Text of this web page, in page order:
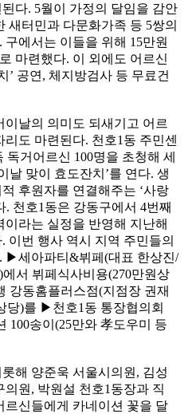
다. 5월이 가정의 달임을 감안
새터민과 다문화가족 등 5쌍의
에서는 이들을 위해 15만원
마련했다. 이 외에도 어르신
’ 공연, 체지방검사 등 무료건
날의 의미도 되새기고 어르
도 마련된다. 천호1동 주민센
거어르신 100명을 초청해 세
날 맞이 효도잔치’를 연다. 생
후원자를 연결해주는 ‘사랑
. 천호1동은 강동구에서 4번째
라는 실정을 반영해 지난해
이번 행사 역시 지역 주민들의
▶세아파티&뷔페(대표 한상진/
에서 뷔페식사비용(270만원상
강동홈플러스점(지점장 권재
당)를 ▶천호1동 통장협의회
100송이(25만와 孝도우미 등
해 양준욱 서울시의원, 김성
원, 박원설 천호1동장과 직
르신들에게 카네이션 꽃을 달